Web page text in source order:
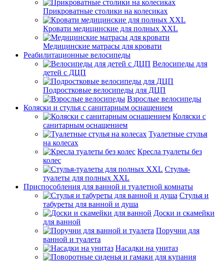
Прикроватные столики на колесиках
Кровати медицинские для полных XXL
Медицинские матрасы для кровати
Реабилитационные велосипеды
Велосипеды для
детей с ДЦП
Подростковые велосипеды для ДЦП
Взрослые велосипеды
Коляски и стулья с санитарным оснащением
Коляски с
санитарным оснащением
Туалетные стулья
на колесах
Кресла туалеты без
колес
Стулья-
туалеты для полных XXL
Приспособления для ванной и туалетной комнаты
Стулья и
табуреты для ванной и душа
Доски и скамейки
для ванной
Поручни для
ванной и туалета
Насадки на унитаз